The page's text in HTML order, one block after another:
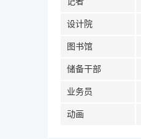
设计院
图书馆
储备干部
业务员
动画